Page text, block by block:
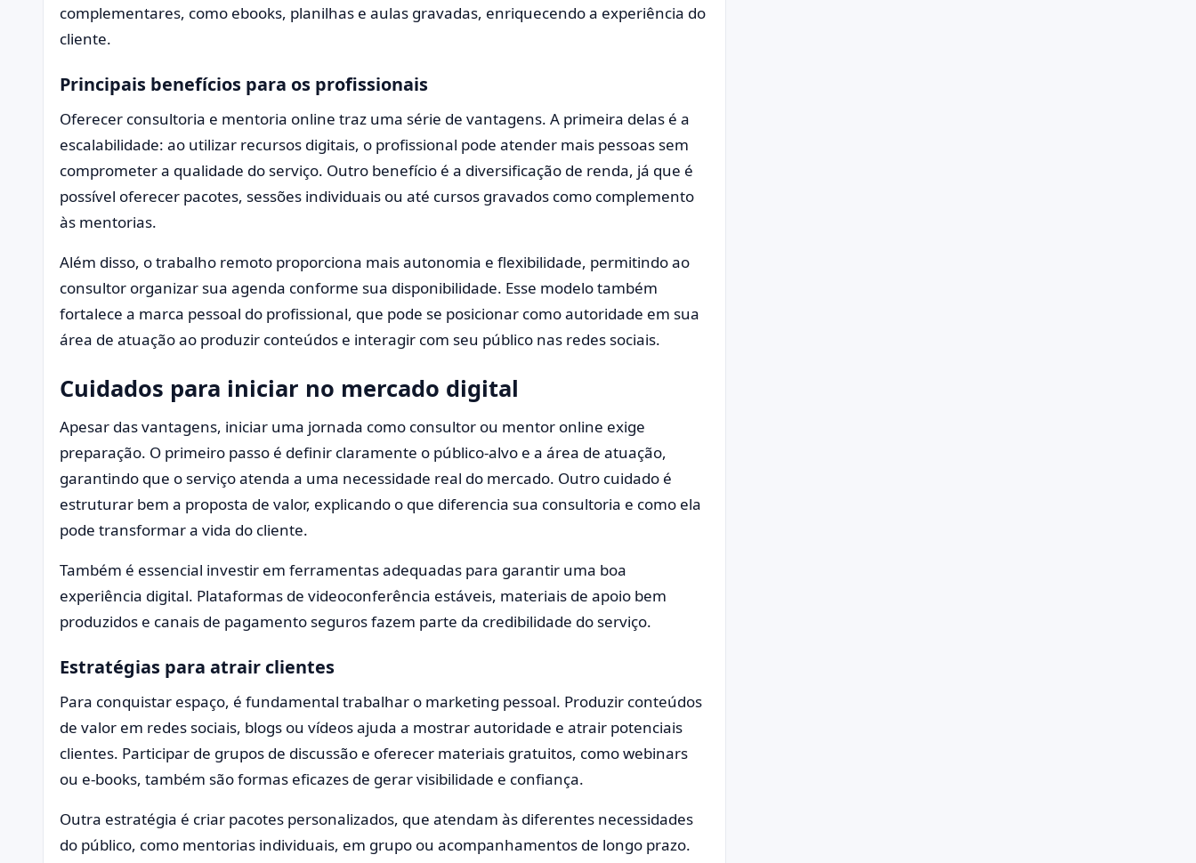
complementares, como ebooks, planilhas e aulas gravadas, enriquecendo a experiência do
cliente.
Principais benefícios para os profissionais
Oferecer consultoria e mentoria online traz uma série de vantagens. A primeira delas é a
escalabilidade: ao utilizar recursos digitais, o profissional pode atender mais pessoas sem
comprometer a qualidade do serviço. Outro benefício é a diversificação de renda, já que é
possível oferecer pacotes, sessões individuais ou até cursos gravados como complemento
às mentorias.
Além disso, o trabalho remoto proporciona mais autonomia e flexibilidade, permitindo ao
consultor organizar sua agenda conforme sua disponibilidade. Esse modelo também
fortalece a marca pessoal do profissional, que pode se posicionar como autoridade em sua
área de atuação ao produzir conteúdos e interagir com seu público nas redes sociais.
Cuidados para iniciar no mercado digital
Apesar das vantagens, iniciar uma jornada como consultor ou mentor online exige
preparação. O primeiro passo é definir claramente o público-alvo e a área de atuação,
garantindo que o serviço atenda a uma necessidade real do mercado. Outro cuidado é
estruturar bem a proposta de valor, explicando o que diferencia sua consultoria e como ela
pode transformar a vida do cliente.
Também é essencial investir em ferramentas adequadas para garantir uma boa
experiência digital. Plataformas de videoconferência estáveis, materiais de apoio bem
produzidos e canais de pagamento seguros fazem parte da credibilidade do serviço.
Estratégias para atrair clientes
Para conquistar espaço, é fundamental trabalhar o marketing pessoal. Produzir conteúdos
de valor em redes sociais, blogs ou vídeos ajuda a mostrar autoridade e atrair potenciais
clientes. Participar de grupos de discussão e oferecer materiais gratuitos, como webinars
ou e-books, também são formas eficazes de gerar visibilidade e confiança.
Outra estratégia é criar pacotes personalizados, que atendam às diferentes necessidades
do público, como mentorias individuais, em grupo ou acompanhamentos de longo prazo.